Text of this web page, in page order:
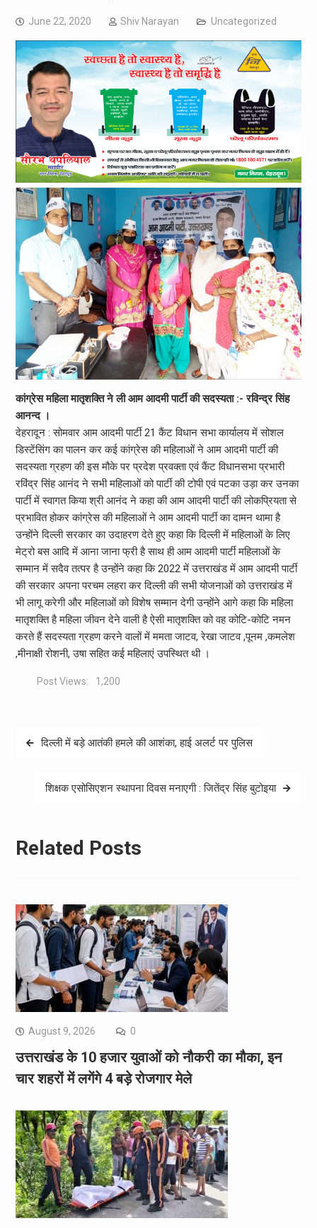
June 22, 2020 Shiv Narayan Uncategorized
कांग्रेस महिला मातृशक्ति ने ली आम आदमी पार्टी की सदस्यता :- रविन्द्र सिंह
आनन्द ।
देहरादून : सोमवार आम आदमी पार्टी 21 कैंट विधान सभा कार्यालय में सोशल
डिस्टेंसिंग का पालन कर कई कांग्रेस की महिलाओं ने आम आदमी पार्टी की
सदस्यता ग्रहण की इस मौके पर प्रदेश प्रवक्ता एवं कैंट विधानसभा प्रभारी
रविंद्र सिंह आनंद ने सभी महिलाओं को पार्टी की टोपी एवं पटका उड़ा कर उनका
पार्टी में स्वागत किया श्री आनंद ने कहा की आम आदमी पार्टी की लोकप्रियता से
प्रभावित होकर कांग्रेस की महिलाओं ने आम आदमी पार्टी का दामन थामा है
उन्होंने दिल्ली सरकार का उदाहरण देते हुए कहा कि दिल्ली में महिलाओं के लिए
मेट्रो बस आदि में आना जाना फ्री है साथ ही आम आदमी पार्टी महिलाओं के
सम्मान में सदैव तत्पर है उन्होंने कहा कि 2022 में उत्तराखंड में आम आदमी पार्टी
की सरकार अपना परचम लहरा कर दिल्ली की सभी योजनाओं को उत्तराखंड में
भी लागू करेगी और महिलाओं को विशेष सम्मान देगी उन्होंने आगे कहा कि महिला
मातृशक्ति है महिला जीवन देने वाली है ऐसी मातृशक्ति को वह कोटि-कोटि नमन
करते हैं सदस्यता ग्रहण करने वालों में ममता जाटव, रेखा जाटव ,पूनम ,कमलेश
,मीनाक्षी रोशनी, उषा सहित कई महिलाएं उपस्थित थी ।
Post Views: 1,200
Postदिल्ली में बड़े आतंकी हमले की आशंका, हाई अलर्ट पर पुलिस
शिक्षक एसोसिएशन स्थापना दिवस मनाएगी : जितेंद्र सिंह बुटोइया
Related Posts
August 9, 2026 0
उत्तराखंड के 10 हजार युवाओं को नौकरी का मौका, इन
चार शहरों में लगेंगे 4 बड़े रोजगार मेले